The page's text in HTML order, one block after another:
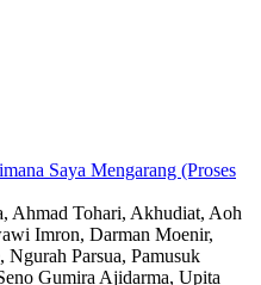
Saya Mengarang (Proses
Ahmad Tohari, Akhudiat, Aoh
Imron, Darman Moenir,
Parsua, Pamusuk
Gumira Ajidarma, Upita